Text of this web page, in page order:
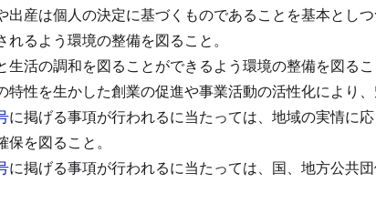
出産は個人の決定に基づくものであることを基本とし
れるよう環境の整備を図ること。
生活の調和を図ることができるよう環境の整備を図るこ
特性を生かした創業の促進や事業活動の活性化により
に掲げる事項が行われるに当たっては、地域の実情に
保を図ること。
に掲げる事項が行われるに当たっては、国、地方公共